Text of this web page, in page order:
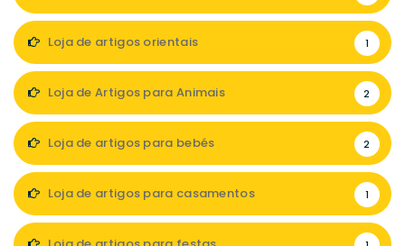
Loja de artigos orientais 1
Loja de Artigos para Animais 2
Loja de artigos para bebés 2
Loja de artigos para casamentos 1